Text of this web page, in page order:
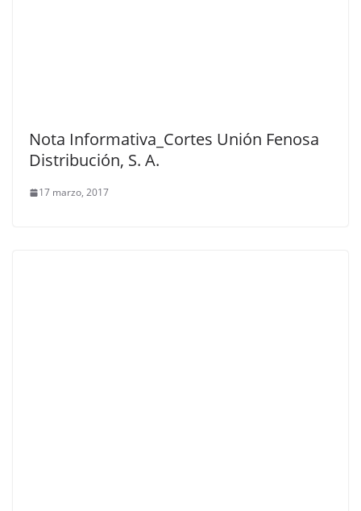
Nota Informativa_Cortes Unión Fenosa
Distribución, S. A.
17 marzo, 2017